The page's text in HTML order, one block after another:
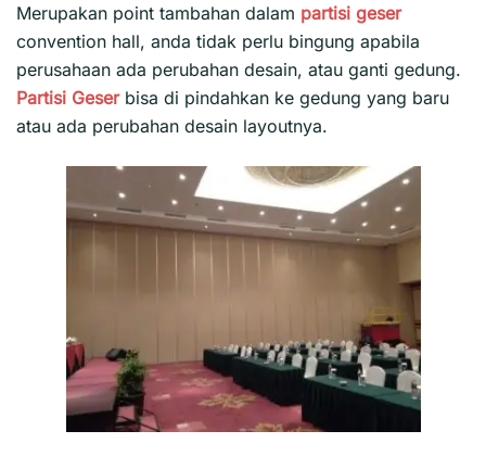
Merupakan point tambahan dalam partisi geser
convention hall, anda tidak perlu bingung apabila
perusahaan ada perubahan desain, atau ganti gedung.
Partisi Geserbisa di pindahkan ke gedung yang baru
atau ada perubahan desain layoutnya.